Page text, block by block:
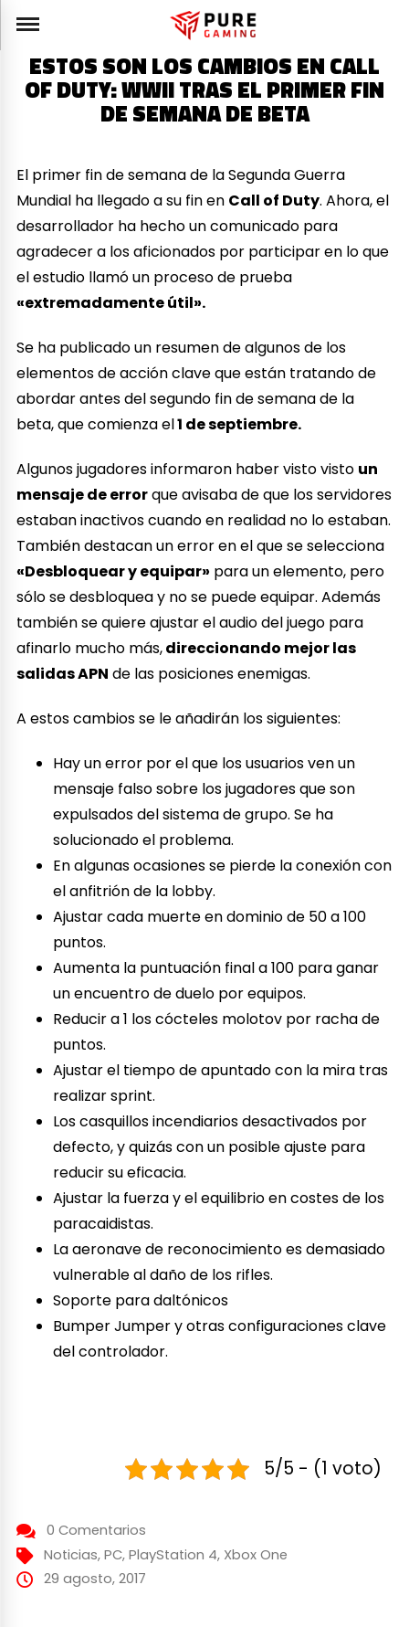
ESTOS SON LOS CAMBIOS EN CALL
OF DUTY: WWII TRAS EL PRIMER FIN
DE SEMANA DE BETA
El primer fin de semana de la Segunda Guerra
Mundial ha llegado a su fin en Call of Duty. Ahora, el
desarrollador ha hecho un comunicado para
agradecer a los aficionados por participar en lo que
el estudio llamó un proceso de prueba
«extremadamente útil».
Se ha publicado un resumen de algunos de los
elementos de acción clave que están tratando de
abordar antes del segundo fin de semana de la
beta, que comienza el1 de septiembre.
Algunos jugadores informaron haber visto visto un
mensaje de errorque avisaba de que los servidores
estaban inactivos cuando en realidad no lo estaban.
También destacan un error en el que se selecciona
«Desbloquear y equipar» para un elemento, pero
sólo se desbloquea y no se puede equipar. Además
también se quiere ajustar el audio del juego para
afinarlo mucho más,direccionando mejor las
salidas APN de las posiciones enemigas.
A estos cambios se le añadirán los siguientes:
Hay un error por el que los usuarios ven un
mensaje falso sobre los jugadores que son
expulsados del sistema de grupo. Se ha
solucionado el problema.
En algunas ocasiones se pierde la conexión con
el anfitrión de la lobby.
Ajustar cada muerte en dominio de 50 a 100
puntos.
Aumenta la puntuación final a 100 para ganar
un encuentro de duelo por equipos.
Reducir a 1 los cócteles molotov por racha de
puntos.
Ajustar el tiempo de apuntado con la mira tras
realizar sprint.
Los casquillos incendiarios desactivados por
defecto, y quizás con un posible ajuste para
reducir su eficacia.
Ajustar la fuerza y el equilibrio en costes de los
paracaidistas.
La aeronave de reconocimiento es demasiado
vulnerable al daño de los rifles.
Soporte para daltónicos
Bumper Jumper y otras configuraciones clave
del controlador.
5/5 - (1 voto)
0 Comentarios
Noticias, PC, PlayStation 4, Xbox One
29 agosto, 2017